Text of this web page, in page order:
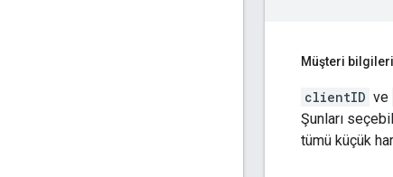
Müşteri bilgileri
clientID ve
Şunları
tümü küçük